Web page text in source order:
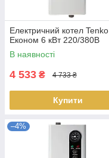
Електричний котел Tenko
Економ 6 кВт 220/380В
В наявності
4 533 ₴ 4 733 ₴
Купити
–4%